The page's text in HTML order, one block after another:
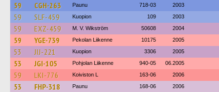
59 CGH-263 Paunu 718-03 2003
59 SLF-459 Kuopion 109 2003
59 EXZ-459 M. V. Wikström 50608 2004
59 YGE-739 Pekolan Liikenne 10175 2005
53 JIJ-221 Kuopion 3306 2005
53 JGI-105 Pohjolan Liikenne 940-05 06.2005
59 LKI-776 Koiviston L 163-06 2006
53 FHP-318 Paunu 168-06 2006